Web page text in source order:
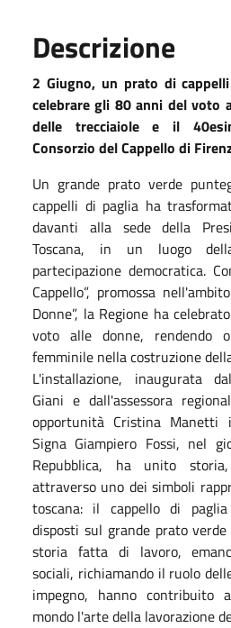
Descrizione
2 Giugno, un prato di
celebrare gli 80 anni del voto
delle trecciaiole e il
Consorzio del Cappello di
Un grande prato verde
cappelli di paglia ha
davanti alla sede della
Toscana, in un luogo
partecipazione democratica.
Cappello”, promossa
Donne”, la Regione ha
voto alle donne, rendendo
femminile nella costruzione
L'installazione, inaugurata
Giani e dall'assessora
opportunità Cristina Manetti
Signa Giampiero Fossi, nel
Repubblica, ha unito
attraverso uno dei simboli
toscana: il cappello di
disposti sul grande prato
storia fatta di lavoro,
sociali, richiamando il ruolo
impegno, hanno contribuito
mondo l'arte della lavorazione